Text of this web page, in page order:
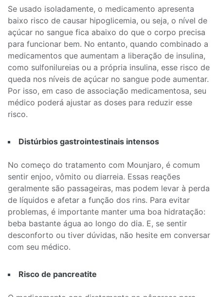
Se usado isoladamente, o medicamento apresenta
baixo risco de causar hipoglicemia, ou seja, o nível de
açúcar no sangue fica abaixo do que o corpo precisa
para funcionar bem. No entanto, quando combinado a
medicamentos que aumentam a liberação de insulina,
como sulfonilureias ou a própria insulina, esse risco de
queda nos níveis de açúcar no sangue pode aumentar.
Por isso, em caso de associação medicamentosa, seu
médico poderá ajustar as doses para reduzir esse
risco.
Distúrbios gastrointestinais intensos
No começo do tratamento com Mounjaro, é comum
sentir enjoo, vômito ou diarreia. Essas reações
geralmente são passageiras, mas podem levar à perda
de líquidos e afetar a função dos rins. Para evitar
problemas, é importante manter uma boa hidratação:
beba bastante água ao longo do dia. E, se sentir
desconforto ou tiver dúvidas, não hesite em conversar
com seu médico.
Risco de pancreatite